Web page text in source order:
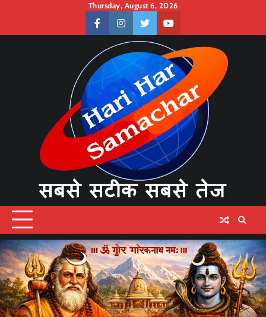
content
Thursday, August 6, 2026
facebookinstagramtwitteryoutube